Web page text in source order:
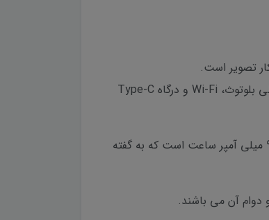
همچنین دو درگاه سیم کارت نانو با پشتیبانی از شبکه 4G-LTE نیز بر روی این محصول گنجانده شده است. سیستم های ارتباطی بلوتوث، Wi-Fi و درگاه Type-C
منبع تغذیه این کنترلر Sanding H6 Android Controller یک عدد باتری بسیار پر قدرت لیتیمی از نوع هوشمند و با ظرفیت 9200 میلی آمپر ساعت است که به گفته